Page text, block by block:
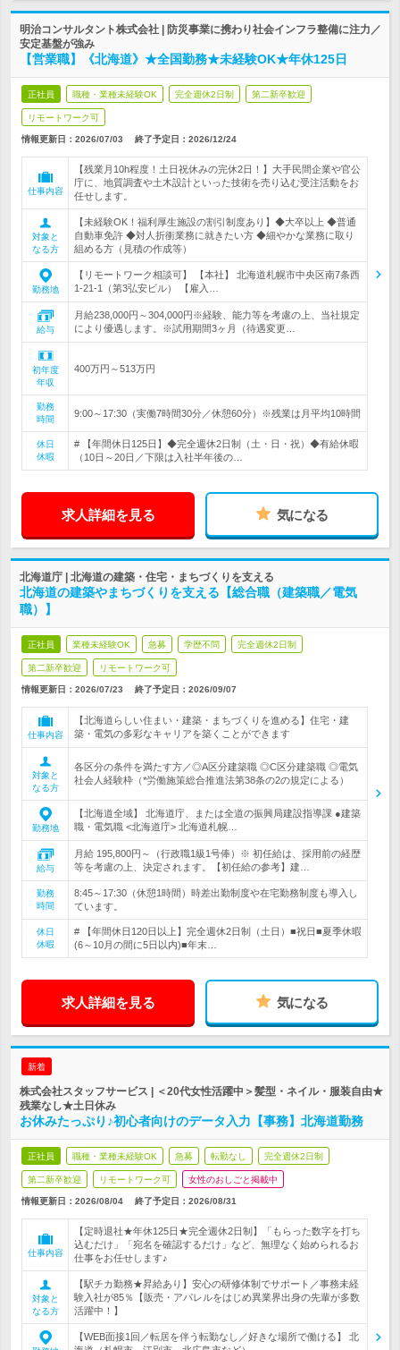
明治コンサルタント株式会社 | 防災事業に携わり社会インフラ整備に注力／
安定基盤が強み
【営業職】《北海道》★全国勤務★未経験OK★年休125日
正社員 職種・業種未経験OK 完全週休2日制 第二新卒歓迎
リモートワーク可
情報更新日：2026/07/03 終了予定日： 2026/12/24
仕事内容
【残業月10h程度！土日祝休みの完休2日！】大手民間企業や官公
庁に、地質調査や土木設計といった技術を売り込む受注活動をお
任せします。
対象と
なる方
【未経験OK！福利厚生施設の割引制度あり】◆大卒以上 ◆普通
自動車免許 ◆対人折衝業務に就きたい方 ◆細やかな業務に取り
組める方（見積の作成等）
勤務地
【リモートワーク相談可】 【本社】 北海道札幌市中央区南7条西
1-21-1（第3弘安ビル） 【雇入…
給与
月給238,000円～304,000円※経験、能力等を考慮の上、当社規定
により優遇します。※試用期間3ヶ月（待遇変更…
初年度
年収
400万円～513万円
勤務
時間
9:00～17:30（実働7時間30分／休憩60分）※残業は月平均10時間
休日
休暇
# 【年間休日125日】◆完全週休2日制（土・日・祝）◆有給休暇
（10日～20日／下限は入社半年後の…
求人詳細を見る 気になる
北海道庁 | 北海道の建築・住宅・まちづくりを支える
北海道の建築やまちづくりを支える【総合職（建築職／電気
職）】
正社員 業種未経験OK 急募 学歴不問 完全週休2日制
第二新卒歓迎 リモートワーク可
情報更新日：2026/07/23 終了予定日： 2026/09/07
仕事内容
【北海道らしい住まい・建築・まちづくりを進める】住宅・建
築・電気の多彩なキャリアを築くことができます
対象と
なる方
各区分の条件を満たす方／◎A区分建築職 ◎C区分建築職 ◎電気
社会人経験枠（*労働施策総合推進法第38条の2の規定による）
勤務地
【北海道全域】 北海道庁、または全道の振興局建設指導課 ●建築
職・電気職 <北海道庁> 北海道札幌…
給与
月給 195,800円～（行政職1級1号俸）※ 初任給は、採用前の経歴
等を考慮の上、決定されます。【初任給の参考】建…
勤務
時間
8:45～17:30（休憩1時間）時差出勤制度や在宅勤務制度も導入し
ています。
休日
休暇
# 【年間休日120日以上】完全週休2日制（土日）■祝日■夏季休暇
(6～10月の間に5日以内)■年末…
求人詳細を見る 気になる
新着
株式会社スタッフサービス | ＜20代女性活躍中＞髪型・ネイル・服装自由★
残業なし★土日休み
お休みたっぷり♪初心者向けのデータ入力【事務】北海道勤務
正社員 職種・業種未経験OK 急募 転勤なし 完全週休2日制
第二新卒歓迎 リモートワーク可 女性のおしごと掲載中
情報更新日：2026/08/04 終了予定日： 2026/08/31
仕事内容
【定時退社★年休125日★完全週休2日制】「もらった数字を打ち
込むだけ」「宛名を確認するだけ」など、無理なく始められるお
仕事をお任せします♪
対象と
なる方
【駅チカ勤務★昇給あり】安心の研修体制でサポート／事務未経
験入社が85％【販売・アパレルをはじめ異業界出身の先輩が多数
活躍中！】
【WEB面接1回／転居を伴う転勤なし／好きな場所で働ける】 北